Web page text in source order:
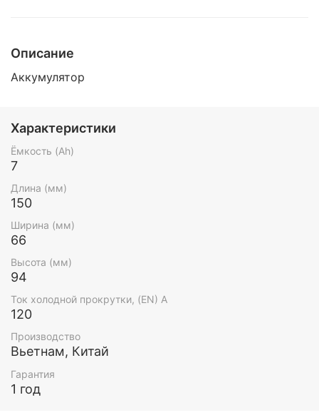
Описание
Аккумулятор
Характеристики
Ёмкость (Ah)
7
Длина (мм)
150
Ширина (мм)
66
Высота (мм)
94
Ток холодной прокрутки, (EN) А
120
Производство
Вьетнам, Китай
Гарантия
1 год